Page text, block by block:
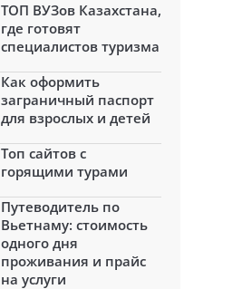
ТОП ВУЗов Казахстана,
где готовят
специалистов туризма
Как оформить
заграничный паспорт
для взрослых и детей
Топ сайтов с
горящими турами
Путеводитель по
Вьетнаму: стоимость
одного дня
проживания и прайс
на услуги